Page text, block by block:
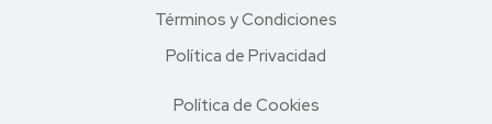
Términos y Condiciones
Política de Privacidad
Política de Cookies